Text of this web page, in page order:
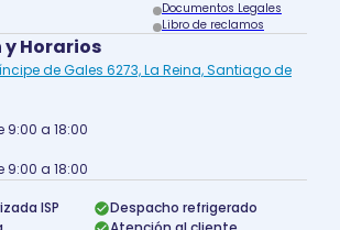
Documentos Legales
Libro de reclamos
Horarios
de Gales 6273, La Reina, Santiago de
9:00 a 18:00
9:00 a 18:00
ISP
Despacho refrigerado